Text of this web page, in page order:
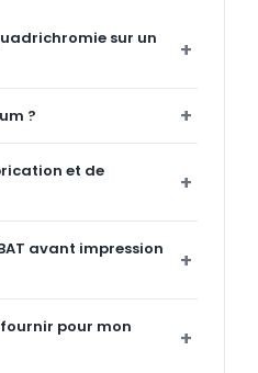
sur un
?
et de
avant impression
pour mon